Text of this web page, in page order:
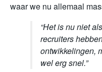
waar we nu allemaal
“Het is nu niet
recruiters
ontwikkelingen,
wel erg snel.”